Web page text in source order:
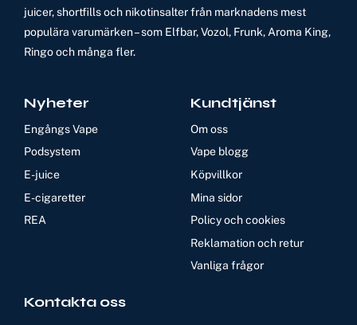
juicer, shortfills och nikotinsalter från marknadens mest
populära varumärken – som Elfbar, Vozol, Frunk, Aroma King,
Ringo och många fler.
Nyheter
Engångs Vape
Podsystem
E-juice
E-cigaretter
REA
Kundtjänst
Om oss
Vape blogg
Köpvillkor
Mina sidor
Policy och cookies
Reklamation och retur
Vanliga frågor
Kontakta oss